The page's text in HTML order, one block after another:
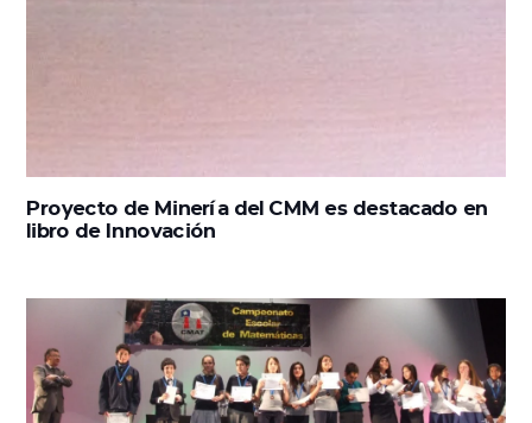
Proyecto de Minería del CMM es destacado en
libro de Innovación